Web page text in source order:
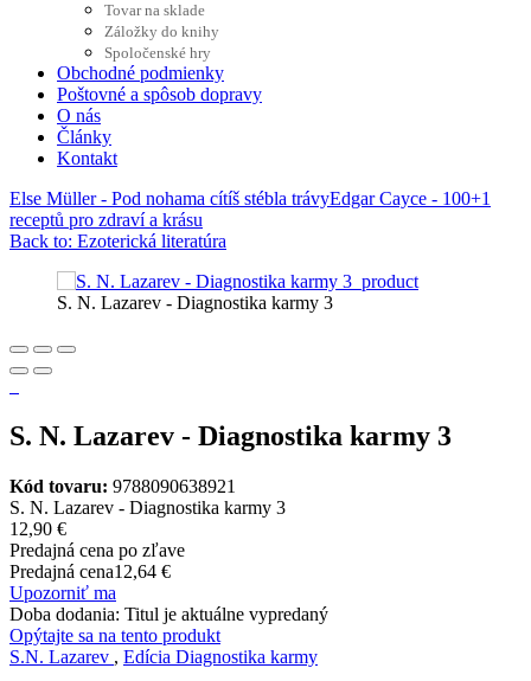
Tovar na sklade
Záložky do knihy
Spoločenské hry
Obchodné podmienky
Poštovné a spôsob dopravy
O nás
Články
Kontakt
Else Müller - Pod nohama cítíš stébla trávyEdgar Cayce - 100+1
receptů pro zdraví a krásu
Back to: Ezoterická literatúra
S. N. Lazarev - Diagnostika karmy 3
S. N. Lazarev - Diagnostika karmy 3
Kód tovaru: 9788090638921
S. N. Lazarev - Diagnostika karmy 3
12,90 €
Predajná cena po zľave
Predajná cena12,64 €
Upozorniť ma
Doba dodania: Titul je aktuálne vypredaný
Opýtajte sa na tento produkt
S.N. Lazarev , Edícia Diagnostika karmy